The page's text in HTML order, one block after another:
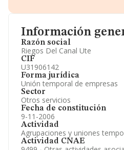
Información
Razón social
Riegos Del Canal Ute
CIF
U31906142
Forma jurídica
Unión temporal de empresas
Sector
Otros servicios
Fecha de constitución
9-11-2006
Actividad
Agrupaciones y uniones
Actividad CNAE
Información oficial y